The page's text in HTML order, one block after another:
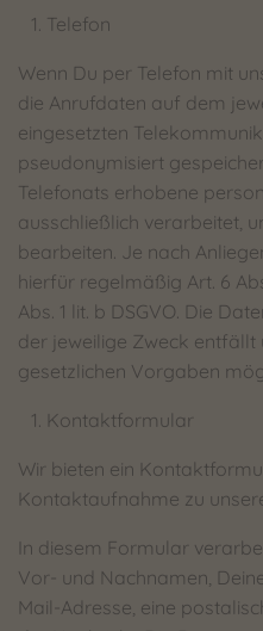
Telefon
Wenn Du per Telefon mit
die Anrufdaten auf dem
eingesetzten
pseudonymisiert
Telefonats erhobene
ausschließlich verarbeitet,
bearbeiten. Je nach
hierfür regelmäßig Art. 6
Abs. 1 lit. b DSGVO. Die
der jeweilige Zweck
gesetzlichen Vorgaben
Kontaktformular
Wir bieten ein
Kontaktaufnahme zu
In diesem Formular
Vor- und Nachnamen,
Mail-Adresse, eine